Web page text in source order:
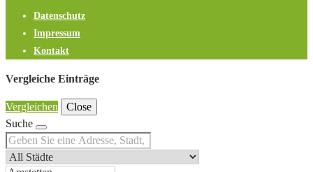
Datenschutz
Impressum
Kontakt
Vergleiche Einträge
Vergleichen
Close
Suche